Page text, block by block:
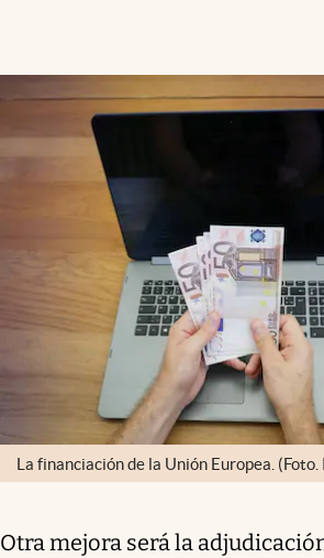
La financiación de la Unión Europea. (Foto.
Otra mejora será la